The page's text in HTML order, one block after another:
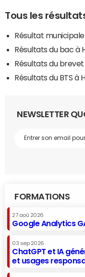
Tous les
Résultat
Résultats du bac à
Résultats du
Résultats du BTS à
NEWSLETTER
FORMATIONS
27 aoû 2026
Google Analytics
03 sep 2026
ChatGPT et IA
et usages